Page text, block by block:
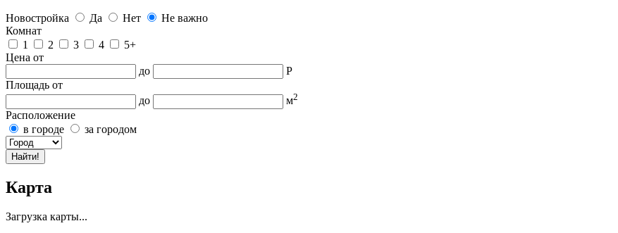
Новостройка Да Нет
Не важно
Комнат
1
2 3 4
5+
Цена от
до
Р
Площадь от
до
м2
Расположение
в городе
за городом
Карта
Загрузка карты...